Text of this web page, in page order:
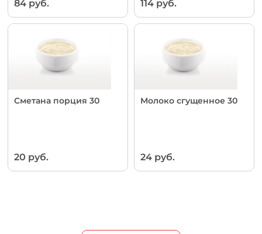
84 руб. 114 руб.
Сметана порция 30
20 руб.
Молоко сгущенное 30
24 руб.